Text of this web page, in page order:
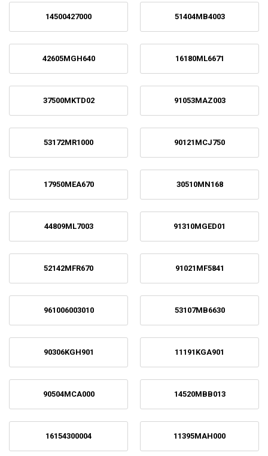
14500427000 51404MB4003
42605MGH640 16180ML6671
37500MKTD02 91053MAZ003
53172MR1000 90121MCJ750
17950MEA670 30510MN168
44809ML7003 91310MGED01
52142MFR670 91021MF5841
961006003010 53107MB6630
90306KGH901 11191KGA901
90504MCA000 14520MBB013
16154300004 11395MAH000